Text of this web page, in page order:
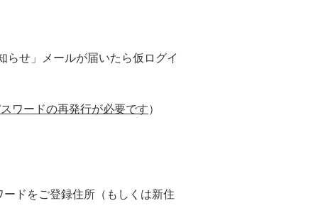
せ」メールが届いたら仮ログイ
ワードの再発行が必要です）
ドをご登録住所（もしくは新住